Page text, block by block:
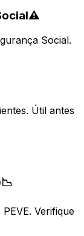
⚠️
Social.
Útil antes
📉
Verifique